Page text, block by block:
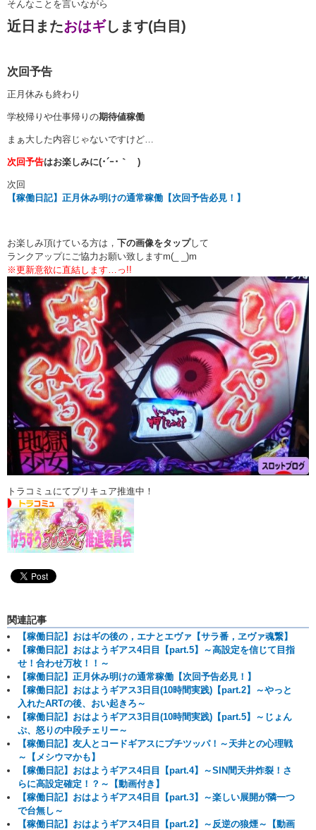
そんなことを言いながら
近日またおはギします(白目)
次回予告
正月休みも終わり
学校帰りや仕事帰りの期待値稼働
まぁ大した内容じゃないですけど…
次回予告はお楽しみに(･´ｰ･｀ )
次回
【稼働日記】正月休み明けの通常稼働【次回予告必見！】
お楽しみ頂けている方は， 下の画像をタップして
ランクアップにご協力お願い致しますm(_ _)m
※更新意欲に直結します…っ!!
トラコミュにてプリキュア推進中！
関連記事
【稼働日記】おはギの後の，エナとエヴァ【サラ番，ヱヴァ魂繋】
【稼働日記】おはようギアス4日目【part.5】～高設定を信じて目指
せ！合わせ万枚！！～
【稼働日記】正月休み明けの通常稼働【次回予告必見！】
【稼働日記】おはようギアス3日目(10時間実践)【part.2】～やっと
入れたARTの後、おい起きろ～
【稼働日記】おはようギアス3日目(10時間実践)【part.5】～じょん
ぷ、怒りの中段チェリー～
【稼働日記】友人とコードギアスにプチツッパ！～天井との心理戦
～【メシウマかも】
【稼働日記】おはようギアス4日目【part.4】～SIN間天井炸裂！さ
らに高設定確定！？～【動画付き】
【稼働日記】おはようギアス4日目【part.3】～楽しい展開が隣一つ
で台無し～
【稼働日記】おはようギアス4日目【part.2】～反逆の狼煙～【動画